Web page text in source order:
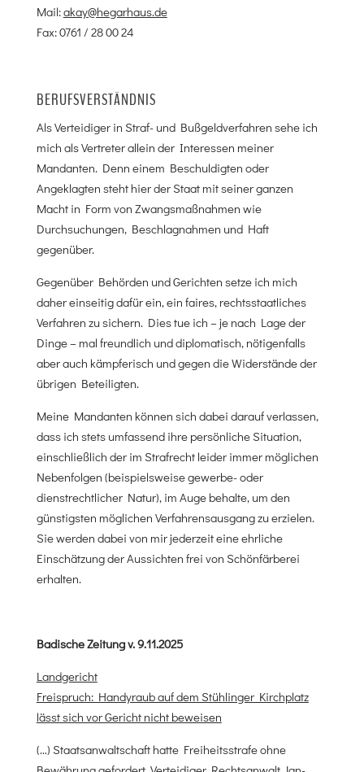
Mail:akay@hegarhaus.de
Fax: 0761 / 28 00 24
BERUFSVERSTÄNDNIS
Als Verteidiger in Straf- und Bußgeldverfahren sehe ich
mich als Vertreter allein der Interessen meiner
Mandanten. Denn einem Beschuldigten oder
Angeklagten steht hier der Staat mit seiner ganzen
Macht in Form von Zwangsmaßnahmen wie
Durchsuchungen, Beschlagnahmen und Haft
gegenüber.
Gegenüber Behörden und Gerichten setze ich mich
daher einseitig dafür ein, ein faires, rechtsstaatliches
Verfahren zu sichern. Dies tue ich – je nach Lage der
Dinge – mal freundlich und diplomatisch, nötigenfalls
aber auch kämpferisch und gegen die Widerstände der
übrigen Beteiligten.
Meine Mandanten können sich dabei darauf verlassen,
dass ich stets umfassend ihre persönliche Situation,
einschließlich der im Strafrecht leider immer möglichen
Nebenfolgen (beispielsweise gewerbe- oder
dienstrechtlicher Natur), im Auge behalte, um den
günstigsten möglichen Verfahrensausgang zu erzielen.
Sie werden dabei von mir jederzeit eine ehrliche
Einschätzung der Aussichten frei von Schönfärberei
erhalten.
Badische Zeitung v. 9.11.2025
Landgericht
Freispruch: Handyraub auf dem Stühlinger Kirchplatz
lässt sich vor Gericht nicht beweisen
(…) Staatsanwaltschaft hatte Freiheitsstrafe ohne